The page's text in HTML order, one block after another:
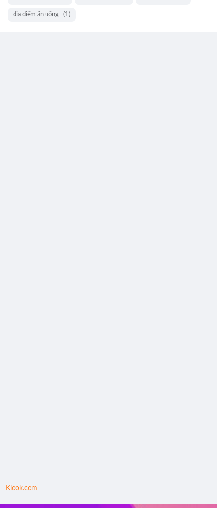
địa điểm ăn uống (1)
Klook.com